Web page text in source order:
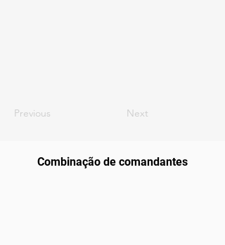
Previous Next
Combinação de comandantes